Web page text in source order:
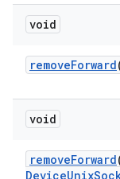
void
removeForward
void
removeForward
DeviceUnix